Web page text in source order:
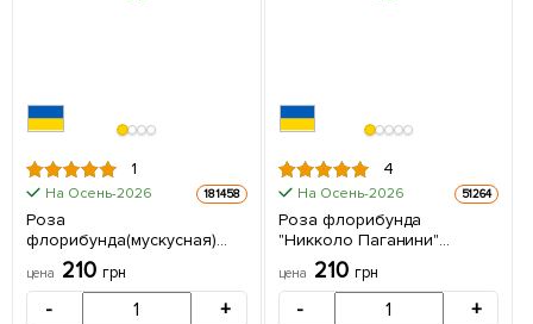
1
На Осень-2026 181458
Роза
флорибунда(мускусная)
"Sally Holmes" (саженец
класса АА+) высший сорт 1
саженец в упаковке
цена 210 грн
- +
4
На Осень-2026 51264
Роза флорибунда
"Никколо Паганини"
(саженец класса АА+)
высший сорт 1 саженец в
цена 210 грн
- +